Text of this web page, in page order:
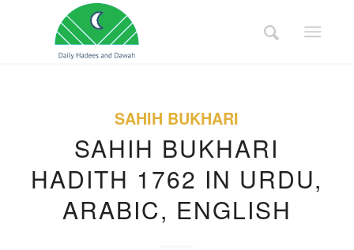
SAHIH BUKHARI
SAHIH BUKHARI
HADITH 1762 IN URDU,
ARABIC, ENGLISH